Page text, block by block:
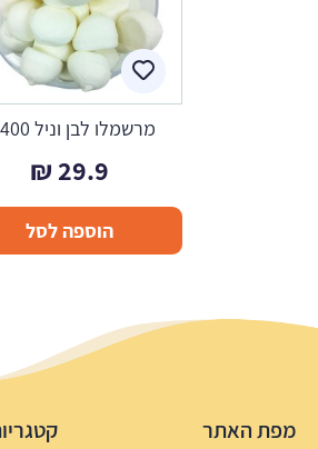
מרשמלו לבן וניל 400 ג'
29.9
₪
הוספה לסל
מפת האתר